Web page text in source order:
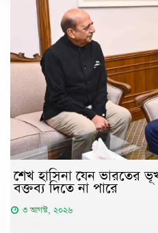
শেখ হাসিনা যেন ভারতের
বক্তব্য দিতে না পারে
৩ আগস্ট, ২০২৬